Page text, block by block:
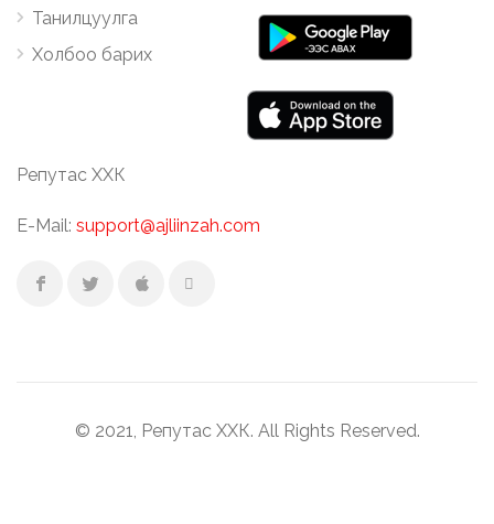
Танилцуулга
Холбоо барих
Репутас ХХК
E-Mail: support@ajliinzah.com
© 2021, Репутас ХХК. All Rights Reserved.